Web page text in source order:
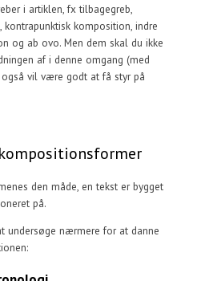
i artiklen, fx tilbagegreb,
komposition, indre
og ab ovo. Men dem skal du ikke
af i denne omgang (med
vil være godt at få styr på
den måde, en tekst er bygget
på.
undersøge nærmere for at danne